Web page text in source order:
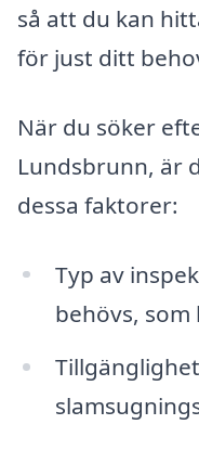
så att du kan
för just ditt
När du söker
Lundsbrunn, är
dessa faktorer:
Typ av
behövs,